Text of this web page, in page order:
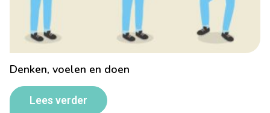
Denken, voelen en doen
Lees verder